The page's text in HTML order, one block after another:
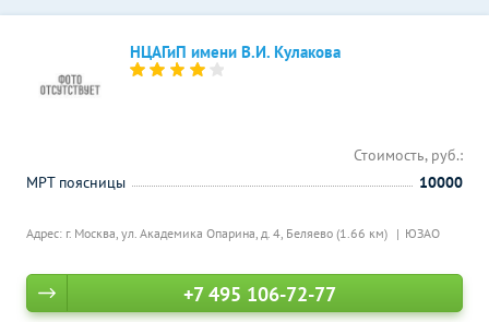
НЦАГиП имени В.И. Кулакова
Адрес: г. Москва, ул. Академика Опарина, д. 4, Беляево (1.66 км) ЮЗАО
Стоимость, руб.:
МРТ поясницы
10000
+7 495 106-72-77